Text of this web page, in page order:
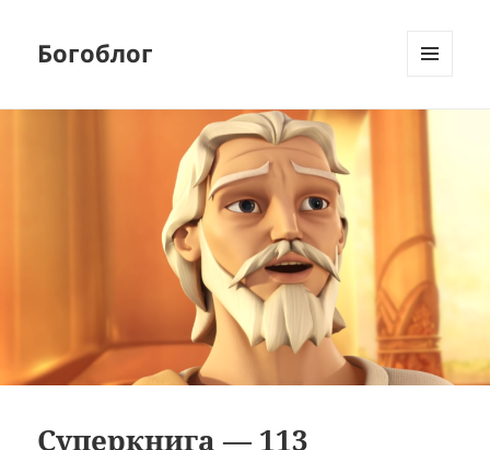
Богоблог
Суперкнига — 113